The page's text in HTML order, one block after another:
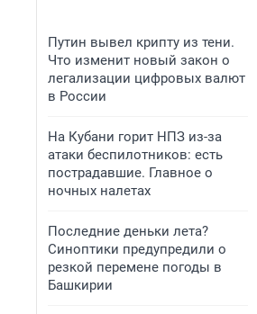
Путин вывел крипту из тени.
Что изменит новый закон о
легализации цифровых валют
в России
На Кубани горит НПЗ из-за
атаки беспилотников: есть
пострадавшие. Главное о
ночных налетах
Последние деньки лета?
Синоптики предупредили о
резкой перемене погоды в
Башкирии